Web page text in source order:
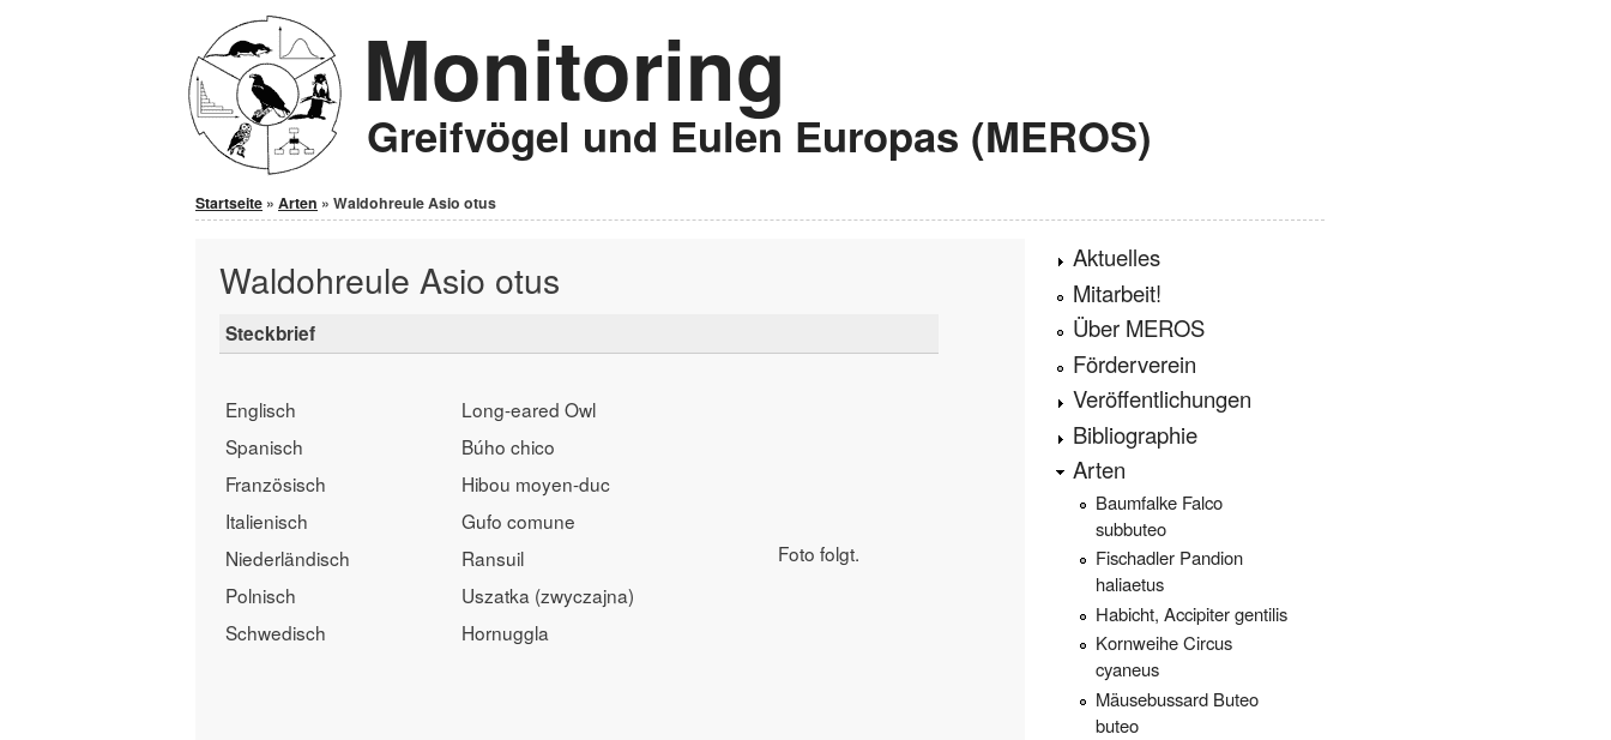
Monitoring
Greifvögel und Eulen Europas (MEROS)
Sie sind hier
Startseite » Arten » Waldohreule Asio otus
Waldohreule Asio otus
Steckbrief
Englisch Long-eared Owl
Foto folgt.
Spanisch
Búho chico
Französisch
Hibou moyen-duc
Italienisch
Gufo comune
Niederländisch
Ransuil
Polnisch
Uszatka (zwyczajna)
Schwedisch
Hornuggla
Aktuelles
Mitarbeit!
Über MEROS
Förderverein
Veröffentlichungen
Bibliographie
Arten
Baumfalke Falco
subbuteo
Fischadler Pandion
haliaetus
Habicht, Accipiter gentilis
Kornweihe Circus
cyaneus
Mäusebussard Buteo
buteo